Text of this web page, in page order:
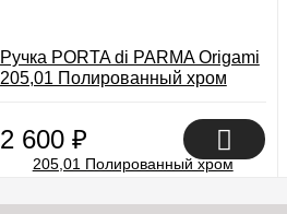
Ручка PORTA di PARMA Origami
205,01 Полированный хром
2 600 ₽